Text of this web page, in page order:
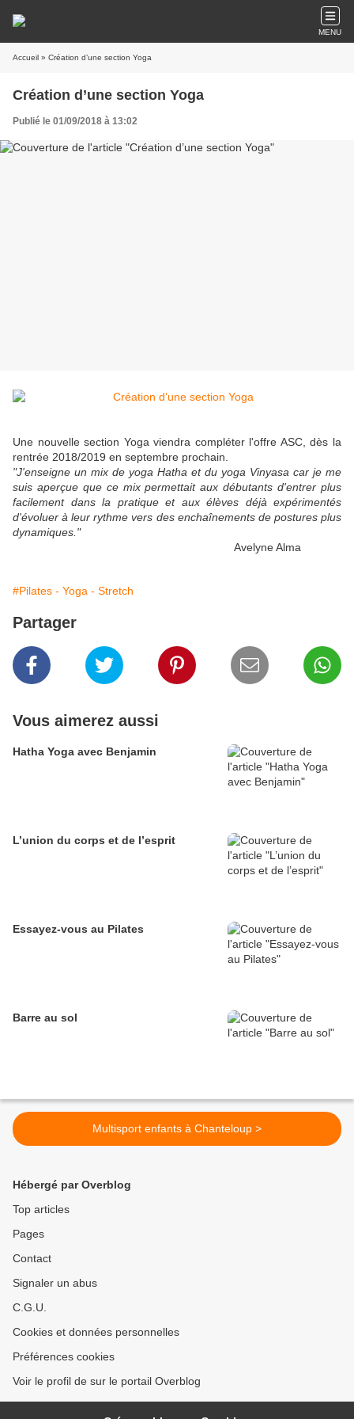
MENU
Accueil » Création d’une section Yoga
Création d’une section Yoga
Publié le 01/09/2018 à 13:02
Une nouvelle section Yoga viendra compléter l'offre ASC, dès la
rentrée 2018/2019 en septembre prochain.
"J'enseigne un mix de yoga Hatha et du yoga Vinyasa car je me
suis aperçue que ce mix permettait aux débutants d'entrer plus
facilement dans la pratique et aux élèves déjà expérimentés
d'évoluer à leur rythme vers des enchaînements de postures plus
dynamiques."
Avelyne Alma
#Pilates - Yoga - Stretch
Partager
Vous aimerez aussi
Hatha Yoga avec Benjamin
L’union du corps et de l’esprit
Essayez-vous au Pilates
Barre au sol
Multisport enfants à Chanteloup >
Hébergé par Overblog
Top articles
Pages
Contact
Signaler un abus
C.G.U.
Cookies et données personnelles
Préférences cookies
Voir le profil de sur le portail Overblog